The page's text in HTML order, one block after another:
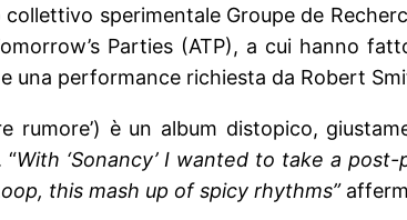
sperimentale Groupe de
Parties (ATP), a cui hanno
una performance richiesta da Robert
rumore’) è un album distopico,
“With ‘Sonancy’ I wanted to take a
this mash up of spicy rhythms”